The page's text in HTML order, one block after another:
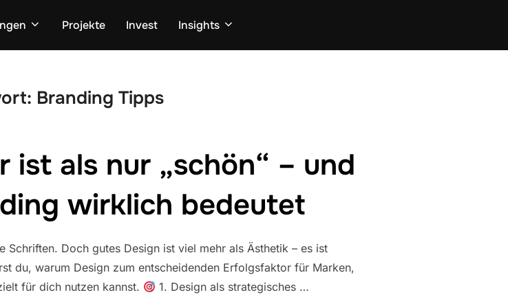
Projekte Invest Insights
Branding Tipps
ist als nur „schön“ – und
wirklich bedeutet
Doch gutes Design ist viel mehr als Ästhetik – es ist
du, warum Design zum entscheidenden Erfolgsfaktor für Marken,
für dich nutzen kannst.
1. Design als strategisches …